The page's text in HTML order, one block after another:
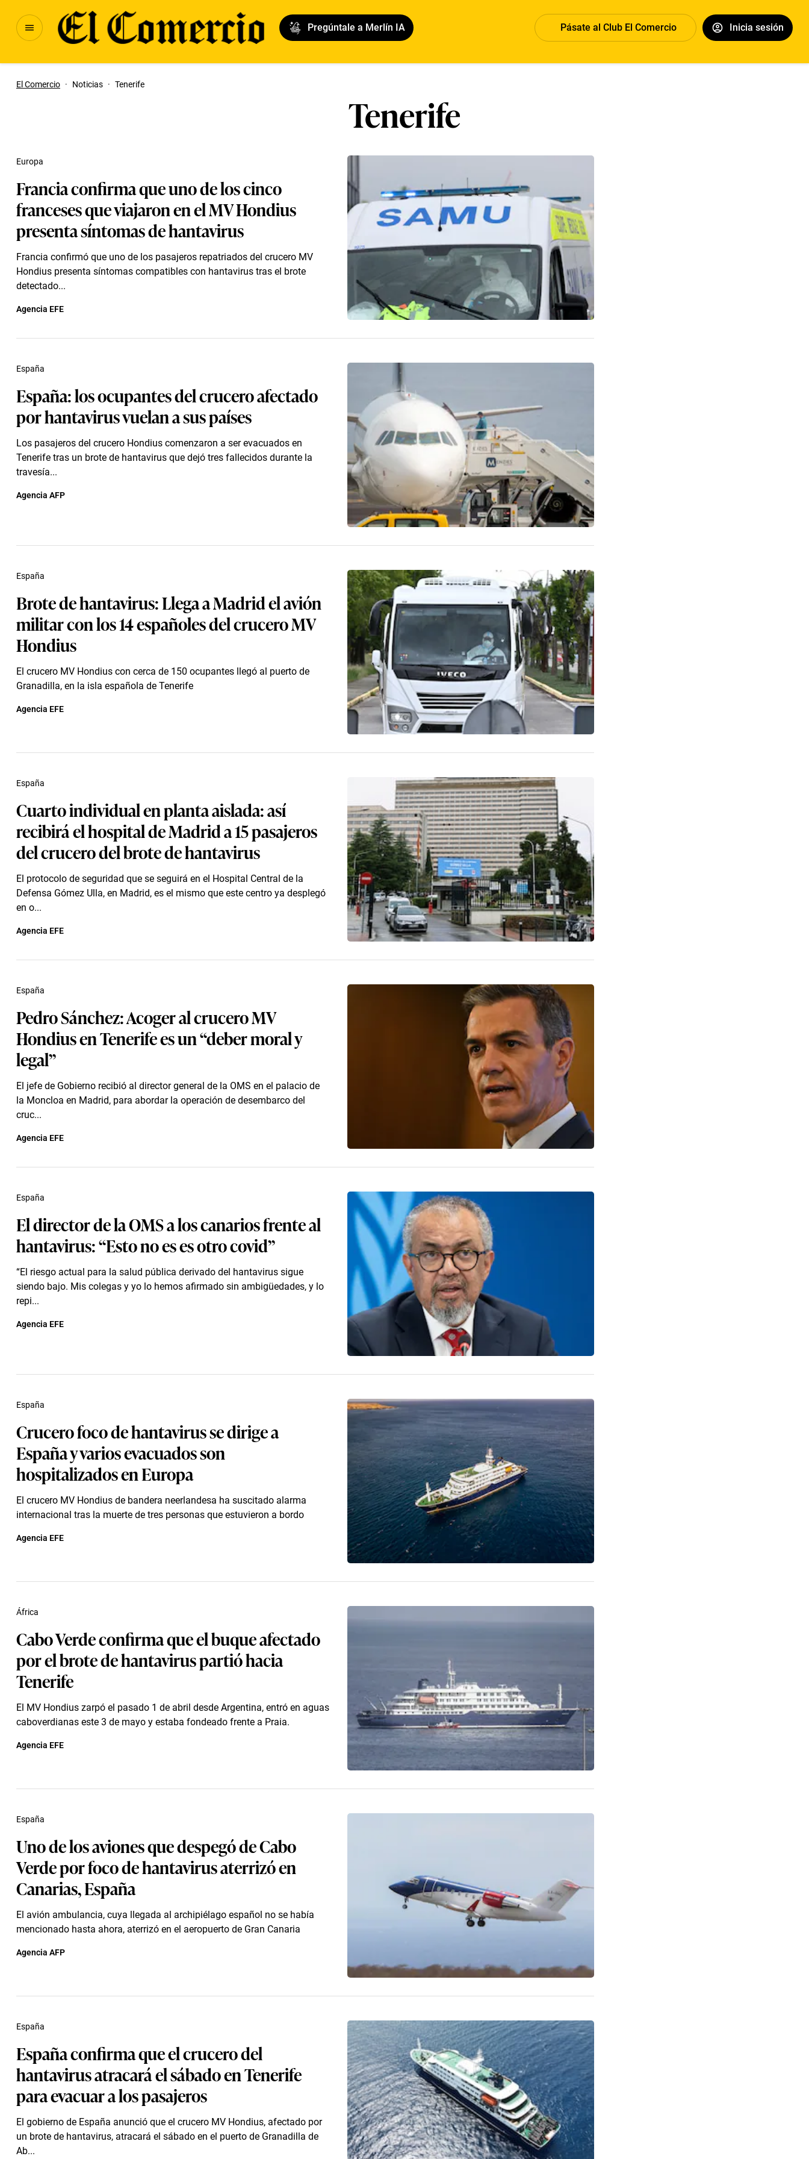
Pregúntale a Merlín IA Pásate al Club El Comercio Inicia sesión
El Comercio · Noticias · Tenerife
Tenerife
Francia confirma que uno de los cinco
franceses que viajaron en el MV Hondius
presenta síntomas de hantavirus
Francia confirmó que uno de los pasajeros repatriados del crucero MV
Hondius presenta síntomas compatibles con hantavirus tras el brote
detectado...
Europa
Agencia EFE
España: los ocupantes del crucero afectado
por hantavirus vuelan a sus países
Los pasajeros del crucero Hondius comenzaron a ser evacuados en
Tenerife tras un brote de hantavirus que dejó tres fallecidos durante la
travesía...
España
Agencia AFP
Brote de hantavirus: Llega a Madrid el avión
militar con los 14 españoles del crucero MV
Hondius
El crucero MV Hondius con cerca de 150 ocupantes llegó al puerto de
Granadilla, en la isla española de Tenerife
España
Agencia EFE
Cuarto individual en planta aislada: así
recibirá el hospital de Madrid a 15 pasajeros
del crucero del brote de hantavirus
El protocolo de seguridad que se seguirá en el Hospital Central de la
Defensa Gómez Ulla, en Madrid, es el mismo que este centro ya desplegó
en o...
España
Agencia EFE
Pedro Sánchez: Acoger al crucero MV
Hondius en Tenerife es un “deber moral y
legal”
El jefe de Gobierno recibió al director general de la OMS en el palacio de
la Moncloa en Madrid, para abordar la operación de desembarco del
cruc...
España
Agencia EFE
El director de la OMS a los canarios frente al
hantavirus: “Esto no es es otro covid”
“El riesgo actual para la salud pública derivado del hantavirus sigue
siendo bajo. Mis colegas y yo lo hemos afirmado sin ambigüedades, y lo
repi...
España
Agencia EFE
Crucero foco de hantavirus se dirige a
España y varios evacuados son
hospitalizados en Europa
El crucero MV Hondius de bandera neerlandesa ha suscitado alarma
internacional tras la muerte de tres personas que estuvieron a bordo
España
Agencia EFE
Cabo Verde confirma que el buque afectado
por el brote de hantavirus partió hacia
Tenerife
El MV Hondius zarpó el pasado 1 de abril desde Argentina, entró en aguas
caboverdianas este 3 de mayo y estaba fondeado frente a Praia.
África
Agencia EFE
Uno de los aviones que despegó de Cabo
Verde por foco de hantavirus aterrizó en
Canarias, España
El avión ambulancia, cuya llegada al archipiélago español no se había
mencionado hasta ahora, aterrizó en el aeropuerto de Gran Canaria
España
Agencia AFP
España confirma que el crucero del
hantavirus atracará el sábado en Tenerife
para evacuar a los pasajeros
El gobierno de España anunció que el crucero MV Hondius, afectado por
un brote de hantavirus, atracará el sábado en el puerto de Granadilla de
Ab...
España